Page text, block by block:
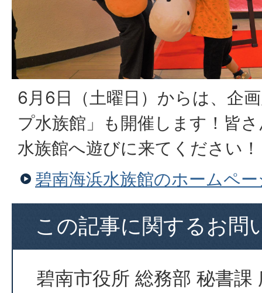
6月6日（土曜日）からは、企
プ水族館」も開催します！皆
水族館へ遊びに来てください！
碧南海浜水族館のホームペ
この記事に関するお問
碧南市役所 総務部 秘書課